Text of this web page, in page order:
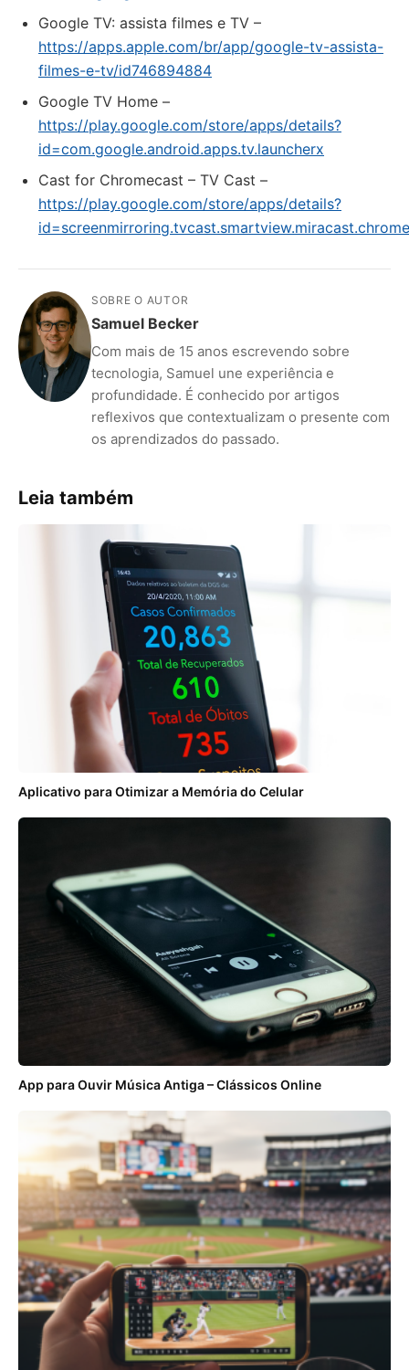
Google TV: assista filmes e TV –
https://apps.apple.com/br/app/google-tv-assista-
filmes-e-tv/id746894884
Google TV Home –
https://play.google.com/store/apps/details?
id=com.google.android.apps.tv.launcherx
Cast for Chromecast – TV Cast –
https://play.google.com/store/apps/details?
SOBRE O AUTOR
Samuel Becker
Com mais de 15 anos escrevendo sobre
tecnologia, Samuel une experiência e
profundidade. É conhecido por artigos
reflexivos que contextualizam o presente com
os aprendizados do passado.
Leia também
Aplicativo para Otimizar a Memória do Celular
App para Ouvir Música Antiga – Clássicos Online